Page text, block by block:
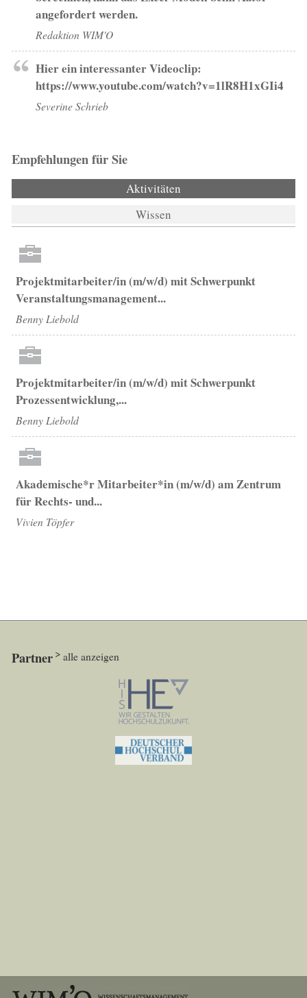
angefordert werden.
Redaktion WIM'O
Hier ein interessanter Videoclip:
https://www.youtube.com/watch?v=1lR8H1xGIi4
Severine Schrieb
Empfehlungen für Sie
Aktivitäten
Wissen
Projektmitarbeiter/in (m/w/d) mit Schwerpunkt
Veranstaltungsmanagement...
Benny Liebold
Projektmitarbeiter/in (m/w/d) mit Schwerpunkt
Prozessentwicklung,...
Benny Liebold
Akademische*r Mitarbeiter*in (m/w/d) am Zentrum
für Rechts- und...
Vivien Töpfer
Partner alle anzeigen